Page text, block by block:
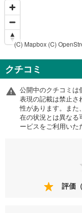
(C) Mapbox (C)
クチコミ
公開中のクチコミは
表現の記載は禁止さ
性があります。また
在の状況とは異なる
ービスをご利用いた
評価